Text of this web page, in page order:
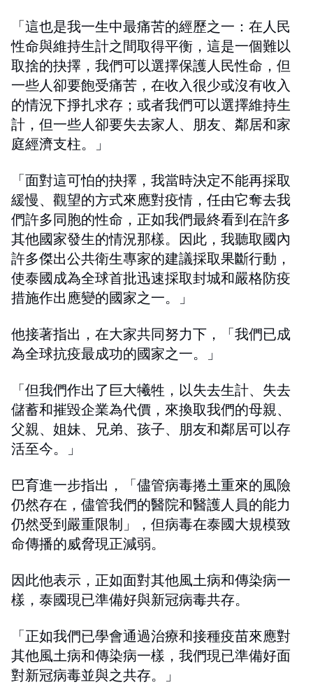
「這也是我一生中最痛苦的經歷之一：在人民
性命與維持生計之間取得平衡，這是一個難以
取捨的抉擇，我們可以選擇保護人民性命，但
一些人卻要飽受痛苦，在收入很少或沒有收入
的情況下掙扎求存；或者我們可以選擇維持生
計，但一些人卻要失去家人、朋友、鄰居和家
庭經濟支柱。」
「面對這可怕的抉擇，我當時決定不能再採取
緩慢、觀望的方式來應對疫情，任由它奪去我
們許多同胞的性命，正如我們最終看到在許多
其他國家發生的情況那樣。因此，我聽取國內
許多傑出公共衛生專家的建議採取果斷行動，
使泰國成為全球首批迅速採取封城和嚴格防疫
措施作出應變的國家之一。」
他接著指出，在大家共同努力下，「我們已成
為全球抗疫最成功的國家之一。」
「但我們作出了巨大犧牲，以失去生計、失去
儲蓄和摧毀企業為代價，來換取我們的母親、
父親、姐妹、兄弟、孩子、朋友和鄰居可以存
活至今。」
巴育進一步指出，「儘管病毒捲土重來的風險
仍然存在，儘管我們的醫院和醫護人員的能力
仍然受到嚴重限制」，但病毒在泰國大規模致
命傳播的威脅現正減弱。
因此他表示，正如面對其他風土病和傳染病一
樣，泰國現已準備好與新冠病毒共存。
「正如我們已學會通過治療和接種疫苗來應對
其他風土病和傳染病一樣，我們現已準備好面
對新冠病毒並與之共存。」